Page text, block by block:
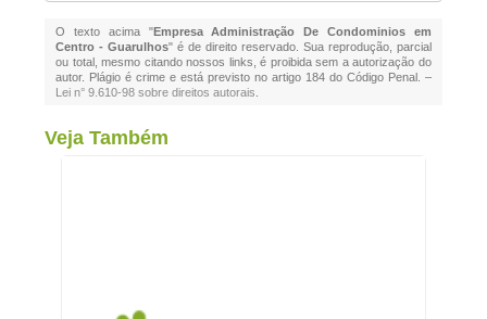
O texto acima "Empresa Administração De Condominios em
Centro - Guarulhos" é de direito reservado. Sua reprodução, parcial
ou total, mesmo citando nossos links, é proibida sem a autorização do
autor. Plágio é crime e está previsto no artigo 184 do Código Penal. –
Lei n° 9.610-98 sobre direitos autorais
Veja Também